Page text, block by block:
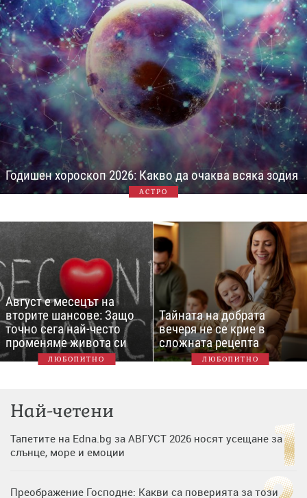
Годишен хороскоп 2026: Какво да очаква всяка зодия
АСТРО
Август е месецът на
вторите шансове: Защо
точно сега най-често
променяме живота си
ЛЮБОПИТНО
Тайната на добрата
вечеря не се крие в
сложната рецепта
ЛЮБОПИТНО
Най-четени
Тапетите на Edna.bg за АВГУСТ 2026 носят усещане за
слънце, море и емоции
Преображение Господне: Какви са поверията за този